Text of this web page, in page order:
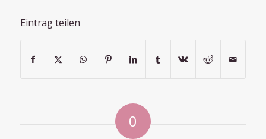
Eintrag teilen
0